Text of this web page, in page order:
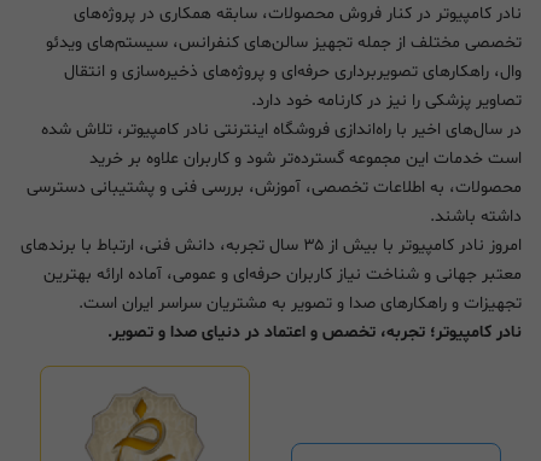
نادر کامپیوتر در کنار فروش محصولات، سابقه همکاری در پروژه‌های
تخصصی مختلف از جمله تجهیز سالن‌های کنفرانس، سیستم‌های ویدئو
وال، راهکارهای تصویربرداری حرفه‌ای و پروژه‌های ذخیره‌سازی و انتقال
تصاویر پزشکی را نیز در کارنامه خود دارد.
در سال‌های اخیر با راه‌اندازی فروشگاه اینترنتی نادر کامپیوتر، تلاش شده
است خدمات این مجموعه گسترده‌تر شود و کاربران علاوه بر خرید
محصولات، به اطلاعات تخصصی، آموزش، بررسی فنی و پشتیبانی دسترسی
داشته باشند.
امروز نادر کامپیوتر با بیش از ۳۵ سال تجربه، دانش فنی، ارتباط با برندهای
معتبر جهانی و شناخت نیاز کاربران حرفه‌ای و عمومی، آماده ارائه بهترین
تجهیزات و راهکارهای صدا و تصویر به مشتریان سراسر ایران است.
نادر کامپیوتر؛ تجربه، تخصص و اعتماد در دنیای صدا و تصویر.